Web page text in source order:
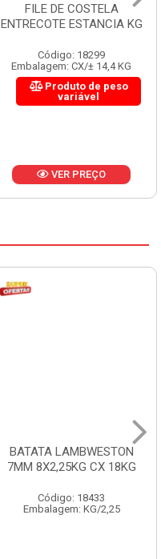
FILE DE COSTELA
ENTRECOTE ESTANCIA KG
Código: 18299
Embalagem: CX/± 14,4 KG
Produto de peso
variável
VER PREÇO
BATATA LAMBWESTON
7MM 8X2,25KG CX 18KG
Código: 18433
Embalagem: KG/2,25